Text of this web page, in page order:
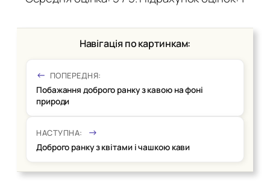
Навігація по картинкам:
ПОПЕРЕДНЯ:
Побажання доброго ранку з кавою на фоні
природи
НАСТУПНА:
Доброго ранку з квітами і чашкою кави